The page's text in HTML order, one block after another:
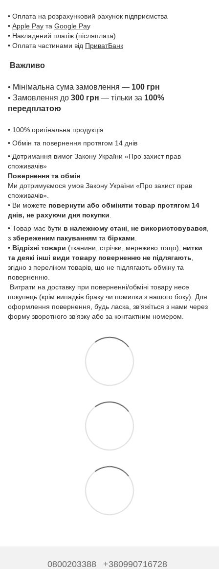
• Оплата на розрахунковий рахунок підприємства
• Apple Pay та Google Pay
• Накладений платіж (післяплата)
• Оплата частинами від ПриватБанк
Важливо
• Мінімальна сума замовлення — 100 грн
• Замовлення до 300 грн — тільки за 100%
передплатою
• 100% оригінальна продукція
• Обмін та повернення протягом 14 днів
• Дотримання вимог Закону України «Про захист прав
споживачів»
Повернення та обмін
Ми дотримуємося умов Закону України «Про захист прав
споживачів».
• Ви можете повернути або обміняти товар протягом 14
днів, не рахуючи дня покупки
• Товар має бути в належному стані не використовувався
з збереженим пакуванням та бірками
• Відрізні товари (тканини, стрічки, мереживо тощо), нитки
та деякі інші види товару поверненню не підлягають
згідно з переліком товарів, що не підлягають обміну та
поверненню.
Витрати на доставку при поверненні/обміні товару несе
покупець (крім випадків браку чи помилки з нашого боку). Для
оформлення повернення, будь ласка, зв’яжіться з нами через
форму зворотного зв’язку або за контактним номером.
0800203388 +380990716728